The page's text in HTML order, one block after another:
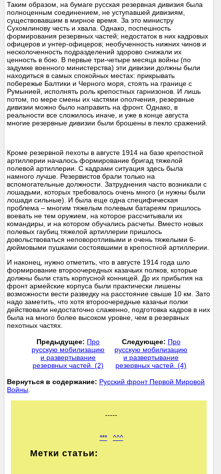
Таким образом, на бумаге русская резервная дивизия была
полноценным соединением, не уступавшей дивизиям,
существовавшим в мирное время. За это министру
Сухомлинову честь и хвала. Однако, поспешность
формирования резервных частей; недостаток в них кадровых
офицеров и унтер-офицеров; необученность нижних чинов и
несколоченность подразделений здорово снижали их
ценность в бою. В первые три-четыре месяца войны (по
задумке военного министерства) эти дивизии должны были
находиться в самых спокойных местах: прикрывать
побережье Балтики и Черного моря, стоять на границе с
Румынией, исполнять роль крепостных гарнизонов. И лишь
потом, по мере смены их частями ополчения, резервные
дивизии можно было направить на фронт. Однако, в
реальности все сложилось иначе, и уже в конце августа
многие резервные дивизии были брошены в пекло сражений.
Кроме резервной пехоты в августе 1914 на базе крепостной
артиллерии началось формирование бригад тяжелой
полевой артиллерии. С кадрами ситуация здесь была
намного лучше. Резервистов брали только на
вспомогательные должности. Затруднения часто возникали с
лошадьми, которых требовалось очень много (и нужны были
лошади сильные). И была еще одна специфическая
проблема – многим тяжелым полевым батареям пришлось
воевать не тем оружием, на которое рассчитывали их
командиры, и на котором обучались расчеты. Вместо новых
полевых гаубиц тяжелой артиллерии пришлось
довольствоваться неповоротливыми и очень тяжелыми 6-
дюймовыми пушками состоявшими в крепостной артиллерии.
И наконец, нужно отметить, что в августе 1914 года шло
формирование второочередных казачьих полков, которые
должны были стать корпусной конницей. До их прибытия на
фронт армейские корпуса были практически лишены
возможности вести разведку на расстояние свыше 10 км. Зато
надо заметить, что хотя второочередные казачьи полки
действовали недостаточно слаженно, подготовка кадров в них
была на много более высоком уровне, чем в резервных
пехотных частях.
Предыдущее: Про
русскую мобилизацию
и развертывание
резервных частей. (2)
Следующее: Про
русскую мобилизацию
и развертывание
резервных частей. (4)
Вернуться в содержание: Русский фронт Первой Мировой
Войны
-----
*** ^^^
Метки статьи: